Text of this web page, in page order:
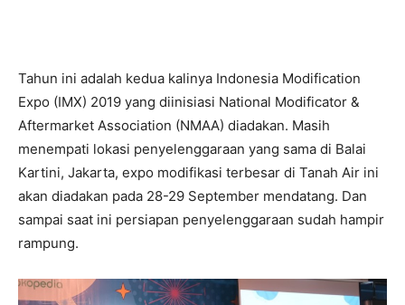
Tahun ini adalah kedua kalinya Indonesia Modification
Expo (IMX) 2019 yang diinisiasi National Modificator &
Aftermarket Association (NMAA) diadakan. Masih
menempati lokasi penyelenggaraan yang sama di Balai
Kartini, Jakarta, expo modifikasi terbesar di Tanah Air ini
akan diadakan pada 28-29 September mendatang. Dan
sampai saat ini persiapan penyelenggaraan sudah hampir
rampung.